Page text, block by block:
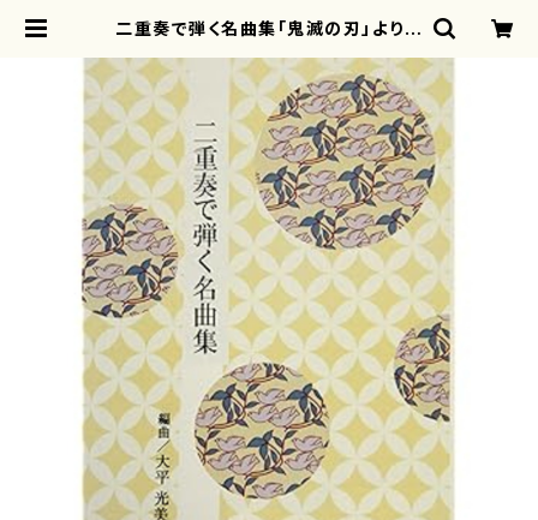
二重奏で弾く名曲集「鬼滅の刃」より
光美 編曲/楽譜） | motherearth